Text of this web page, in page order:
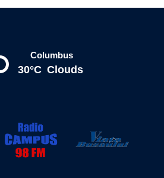
Columbus
30°C Clouds